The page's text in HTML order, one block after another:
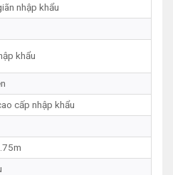
nhập khẩu
khẩu
cấp nhập khẩu